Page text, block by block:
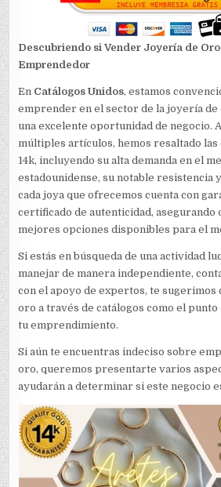
Descubriendo si Vender Joyería de Oro
Emprendedor
En Catálogos Unidos, estamos
emprender en el sector de la joyería
una excelente oportunidad de negocio.
múltiples artículos, hemos resaltado las
14k, incluyendo su alta demanda en el
estadounidense, su notable resistencia
cada joya que ofrecemos cuenta con
certificado de autenticidad, asegurando
mejores opciones disponibles para el
Si estás en búsqueda de una actividad
manejar de manera independiente,
con el apoyo de expertos, te sugerimos
oro a través de catálogos como el
tu emprendimiento.
Si aún te encuentras indeciso sobre
oro, queremos presentarte varios
ayudarán a determinar si este negocio